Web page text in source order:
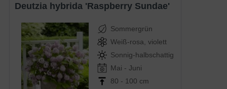
Deutzia hybrida 'Raspberry Sundae'
Sommergrün
Weiß-rosa, violett
Sonnig-halbschattig
Mai - Juni
80 - 100 cm